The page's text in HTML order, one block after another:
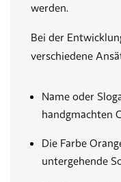
werden.
Bei der
verschiedene
Name oder
handgmachten
Die Farbe
untergehende